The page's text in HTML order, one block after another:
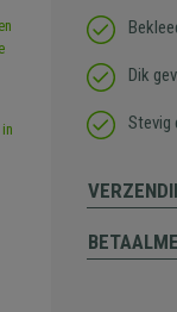
Dik
Stevig